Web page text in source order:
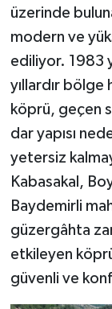
üzerinde
modern ve
ediliyor. 1983
yıllardır bölge
köprü, geçen
dar yapısı
yetersiz
Kabasakal,
Baydemirli
güzergâhta
etkileyen
güvenli ve